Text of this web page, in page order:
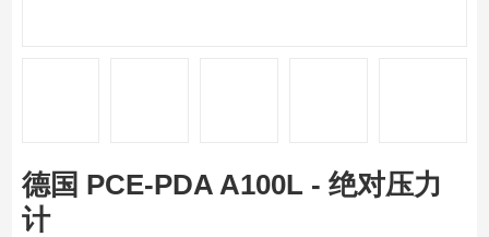
德国 PCE-PDA A100L - 绝对压力
计